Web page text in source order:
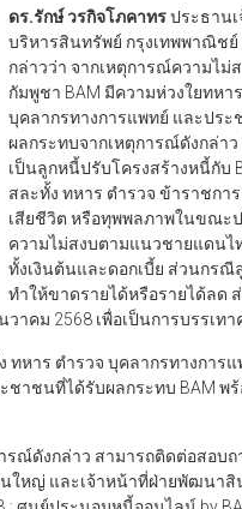
ดร.รักษ์ วรกิจโภคาทรประธาน
บริหารสินทรัพย์ กรุงเทพพาณิชย์
กล่าวว่า จากเหตุการณ์ความไ
กัมพูชา BAM มีความห่วงใยทหา
บุคลากรทางการแพทย์ และปร
ผลกระทบจากเหตุการณ์ดังกล่า
เป็นลูกหนี้ปรับโครงสร้างหนี้กับ
สละทั้ง ทหาร ตำรวจ ข้าราชกา
เสียชีวิต หรือทุพพลภาพในขณะ
ความไม่สงบตามแนวชายแดนไ
ทั้งเงินต้นและดอกเบี้ย ส่วนกร
ทำให้ขาดรายได้หรือรายได้ลด
คม 2568 เพื่อเป็นการบรรเท
าร ตำรวจ บุคลากรทางการแ
ชนที่ได้รับผลกระทบ BAM พร้
งกล่าว สามารถติดต่อสอบถา
นใหญ่ และเจ้าหน้าที่ฝ่ายพัฒนา